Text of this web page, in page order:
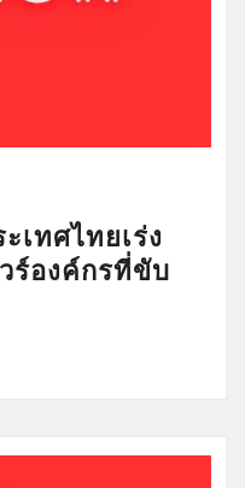
เทศไทยเร่ง
ร์องค์กรที่ขับ